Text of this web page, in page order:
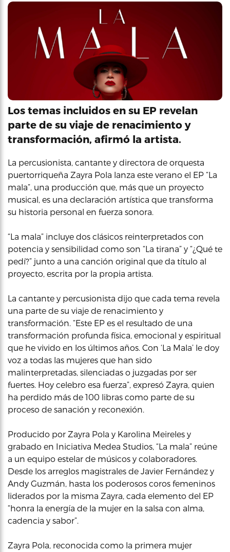
Los temas incluidos en su EP revelan
parte de su viaje de renacimiento y
transformación, afirmó la artista.
La percusionista, cantante y directora de orquesta
puertorriqueña Zayra Pola lanza este verano el EP “La
mala”, una producción que, más que un proyecto
musical, es una declaración artística que transforma
su historia personal en fuerza sonora.
“La mala” incluye dos clásicos reinterpretados con
potencia y sensibilidad como son “La tirana” y “¿Qué te
pedí?” junto a una canción original que da título al
proyecto, escrita por la propia artista.
La cantante y percusionista dijo que cada tema revela
una parte de su viaje de renacimiento y
transformación. “Este EP es el resultado de una
transformación profunda física, emocional y espiritual
que he vivido en los últimos años. Con ‘La Mala’ le doy
voz a todas las mujeres que han sido
malinterpretadas, silenciadas o juzgadas por ser
fuertes. Hoy celebro esa fuerza”, expresó Zayra, quien
ha perdido más de 100 libras como parte de su
proceso de sanación y reconexión.
Producido por Zayra Pola y Karolina Meireles y
grabado en Iniciativa Medea Studios, “La mala” reúne
a un equipo estelar de músicos y colaboradores.
Desde los arreglos magistrales de Javier Fernández y
Andy Guzmán, hasta los poderosos coros femeninos
liderados por la misma Zayra, cada elemento del EP
“honra la energía de la mujer en la salsa con alma,
cadencia y sabor”.
Zayra Pola, reconocida como la primera mujer